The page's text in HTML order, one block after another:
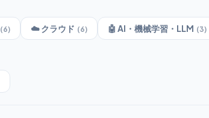
(6) ☁️クラウド (6) 🤖 AI・機械学習・LLM (3)